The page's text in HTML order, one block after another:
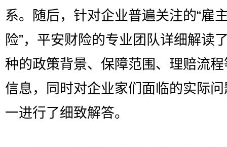
系。随后，针对企业普遍关注的“雇
险”，平安财险的专业团队详细解读
种的政策背景、保障范围、理赔流
信息，同时对企业家们面临的实际
一进行了细致解答。